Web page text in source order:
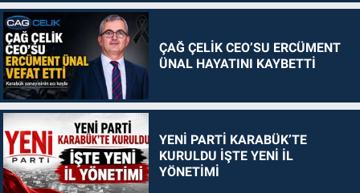
ÇAĞ ÇELİK CEO’SU ERCÜMENT
ÜNAL HAYATINI KAYBETTİ
YENİ PARTİ KARABÜK’TE
KURULDU İŞTE YENİ İL
YÖNETİMİ